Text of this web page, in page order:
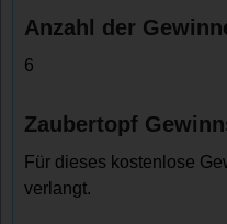
Anzahl der
6
Zaubertopf
Für dieses kostenlose
verlangt.